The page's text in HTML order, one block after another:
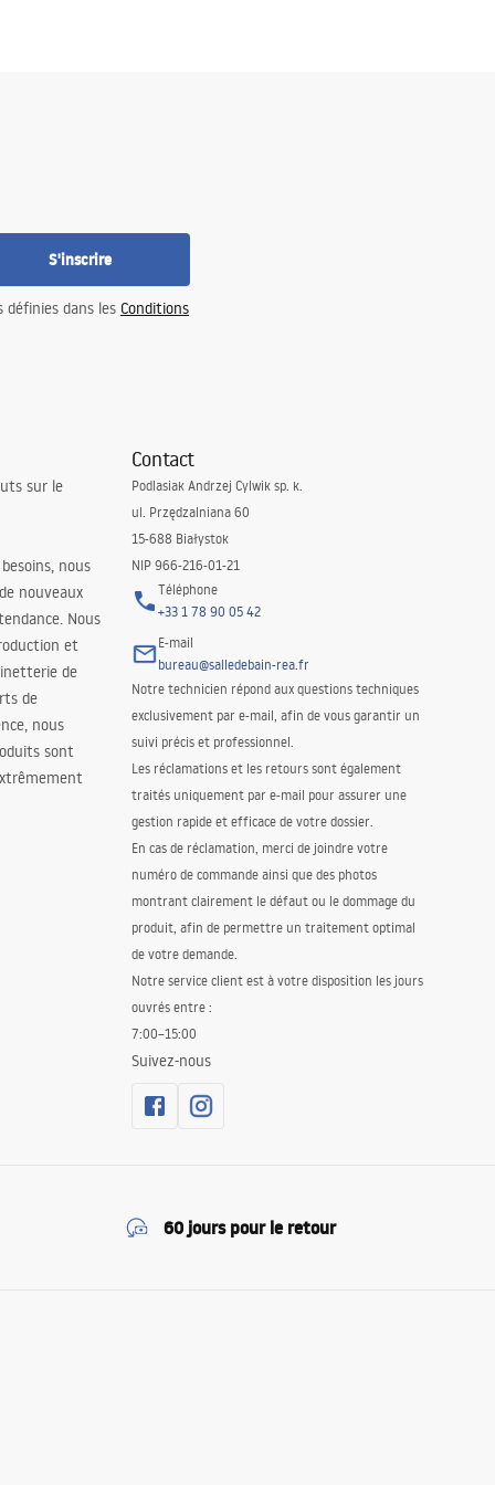
S'inscrire
dans les Conditions
sur le
nous
nouveaux
Nous
et
de
de
nous
sont
Contact
Podlasiak Andrzej Cylwik sp. k.
ul. Przędzalniana 60
15-688 Białystok
NIP 966-216-01-21
Téléphone
+33 1 78 90 05 42
E-mail
bureau@salledebain-rea.fr
Notre technicien répond aux questions techniques
exclusivement par e-mail, afin de vous garantir un
suivi précis et professionnel.
Les réclamations et les retours sont également
traités uniquement par e-mail pour assurer une
gestion rapide et efficace de votre dossier.
En cas de réclamation, merci de joindre votre
numéro de commande ainsi que des photos
montrant clairement le défaut ou le dommage du
produit, afin de permettre un traitement optimal
de votre demande.
Notre service client est à votre disposition les jours
ouvrés entre :
7:00–15:00
Suivez-nous
60 jours pour le retour